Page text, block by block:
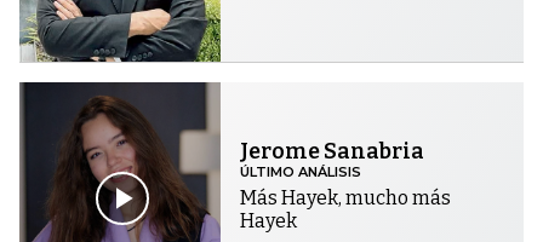
Jerome Sanabria
ÚLTIMO ANÁLISIS
Más Hayek, mucho más
Hayek